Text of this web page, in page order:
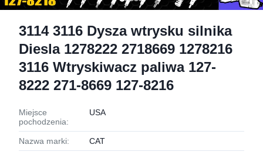
3114 3116 Dysza wtrysku silnika
Diesla 1278222 2718669 1278216
3116 Wtryskiwacz paliwa 127-
8222 271-8669 127-8216
Miejsce
pochodzenia:
USA
Nazwa marki: CAT